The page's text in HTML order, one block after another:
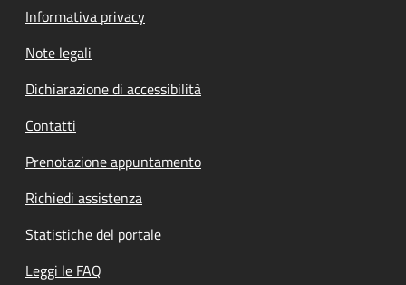
Informativa privacy
Note legali
Dichiarazione di accessibilità
Contatti
Prenotazione appuntamento
Richiedi assistenza
Statistiche del portale
Leggi le FAQ